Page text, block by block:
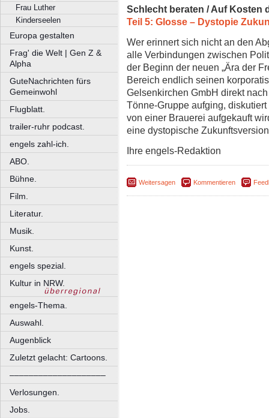
Frau Luther
Kinderseelen
Europa gestalten
Frag' die Welt | Gen Z &
Alpha
GuteNachrichten fürs
Gemeinwohl
Flugblatt.
trailer-ruhr podcast.
engels zahl-ich.
ABO.
Bühne.
Film.
Literatur.
Musik.
Kunst.
engels spezial.
Kultur in NRW.
engels-Thema.
Auswahl.
Augenblick
Zuletzt gelacht: Cartoons.
––––––––––––––––––––
Verlosungen.
Jobs.
Schlecht beraten / Auf Kosten
Teil 5: Glosse – Dystopie
Wer erinnert sich nicht an den
alle Verbindungen zwischen
der Beginn der neuen „Ära der
Bereich endlich seinen
Gelsenkirchen GmbH direkt
Tönne-Gruppe aufging,
von einer Brauerei aufgekauft
eine dystopische
Ihre engels-Redaktion
Weitersagen Kommentieren